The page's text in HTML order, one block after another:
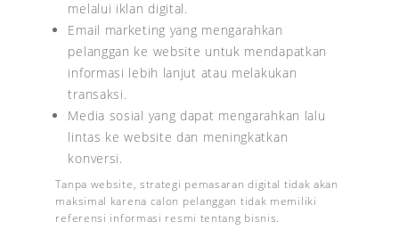
melalui iklan digital.
Email marketing yang mengarahkan
pelanggan ke website untuk mendapatkan
informasi lebih lanjut atau melakukan
transaksi.
Media sosial yang dapat mengarahkan lalu
lintas ke website dan meningkatkan
konversi.
Tanpa website, strategi pemasaran digital tidak akan
maksimal karena calon pelanggan tidak memiliki
referensi informasi resmi tentang bisnis.